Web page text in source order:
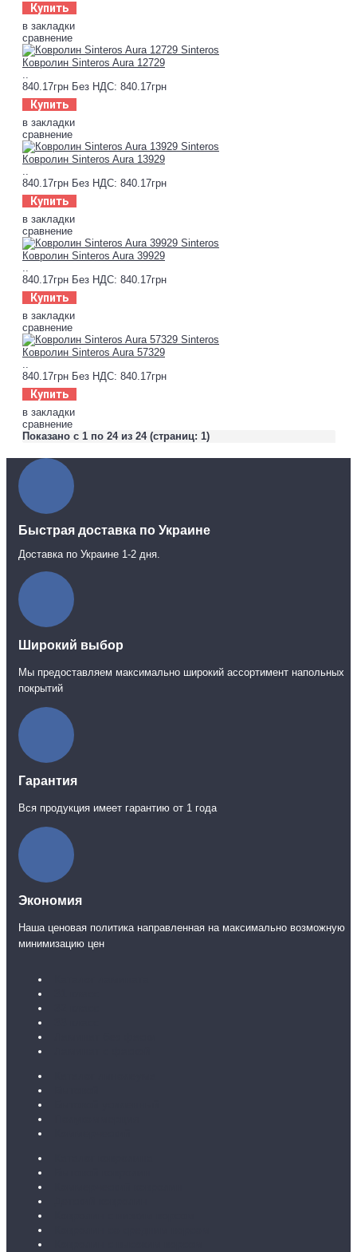
Купить
в закладки
сравнение
Ковролин Sinteros Aura 12729
840.17грн Без НДС: 840.17грн
Купить
в закладки
сравнение
Ковролин Sinteros Aura 13929
840.17грн Без НДС: 840.17грн
Купить
в закладки
сравнение
Ковролин Sinteros Aura 39929
840.17грн Без НДС: 840.17грн
Купить
в закладки
сравнение
Ковролин Sinteros Aura 57329
840.17грн Без НДС: 840.17грн
Купить
в закладки
сравнение
Показано с 1 по 24 из 24 (страниц: 1)
Быстрая доставка по Украине
Доставка по Украине 1-2 дня.
Широкий выбор
Мы предоставляем максимально широкий ассортимент напольных
покрытий
Гарантия
Вся продукция имеет гарантию от 1 года
Экономия
Наша ценовая политика направленная на максимально возможную
минимизацию цен